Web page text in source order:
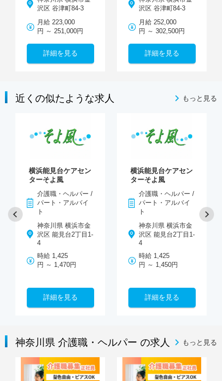
沢区 谷津町84-3
月給 223,000
円 ～ 251,000円
詳細を見る
沢区 谷津町84-3
月給 252,000
円 ～ 302,500円
詳細を見る
近くの似たような求人 もっと見る
横浜能見台ケアセン
ターそよ風
介護職・ヘルパー /
パート・アルバイ
ト
神奈川県 横浜市金
沢区 能見台2丁目1-
4
時給 1,425
円 ～ 1,470円
詳細を見る
横浜能見台ケアセン
ターそよ風
介護職・ヘルパー /
パート・アルバイ
ト
神奈川県 横浜市金
沢区 能見台2丁目1-
4
時給 1,425
円 ～ 1,450円
詳細を見る
神奈川県 介護職・ヘルパー の求人 もっと見る